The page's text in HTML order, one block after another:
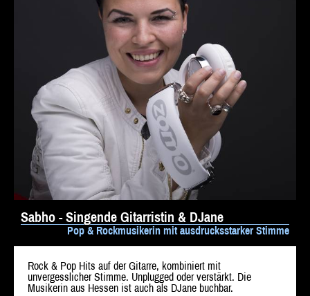
Sabho - Singende Gitarristin & DJane
Pop & Rockmusikerin mit ausdrucksstarker Stimme
Rock & Pop Hits auf der Gitarre, kombiniert mit
unvergesslicher Stimme. Unplugged oder verstärkt. Die
Musikerin aus Hessen ist auch als DJane buchbar.